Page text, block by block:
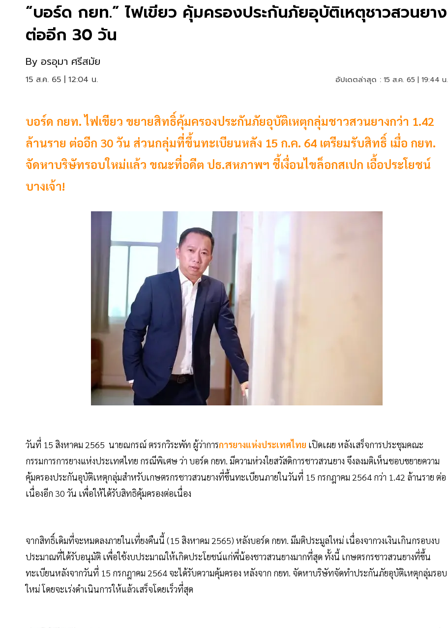
“บอร์ด กยท.” ไฟเขียว คุ้มครองประกันภัยอุบัติเหตุชาวสวนยาง
ต่ออีก 30 วัน
By อรอุมา ศรีสมัย
15 ส.ค. 65 | 12:04 น. อัปเดตล่าสุด : 15 ส.ค. 65 | 19:44 น.
บอร์ด กยท. ไฟเขียว ขยายสิทธิ์คุ้มครองประกันภัยอุบัติเหตุกลุ่มชาวสวนยางกว่า 1.42
ล้านราย ต่ออีก 30 วัน ส่วนกลุ่มที่ขึ้นทะเบียนหลัง 15 ก.ค. 64 เตรียมรับสิทธิ์ เมื่อ กยท.
จัดหาบริษัทรอบใหม่แล้ว ขณะที่อดีต ปธ.สหภาพฯ ชี้เงื่อนไขล็อกสเปก เอื้อประโยชน์
บางเจ้า!
วันที่ 15 สิงหาคม 2565 นายณกรณ์ ตรรกวิระพัท ผู้ว่าการการยางแห่งประเทศไทย เปิดเผย หลังเสร็จการประชุมคณะ
กรรมการการยางแห่งประเทศไทย กรณีพิเศษ ว่า บอร์ด กยท. มีความห่วงใยสวัสดิการชาวสวนยาง จึงลงมติเห็นชอบขยายความ
คุ้มครองประกันอุบัติเหตุกลุ่มสำหรับเกษตรกรชาวสวนยางที่ขึ้นทะเบียนภายในวันที่ 15 กรกฎาคม 2564 กว่า 1.42 ล้านราย ต่อ
เนื่องอีก 30 วัน เพื่อให้ได้รับสิทธิคุ้มครองต่อเนื่อง
จากสิทธิ์เดิมที่จะหมดลงภายในเที่ยงคืนนี้ (15 สิงหาคม 2565) หลังบอร์ด กยท. มีมติประมูลใหม่ เนื่องจากวงเงินเกินกรอบงบ
ประมาณที่ได้รับอนุมัติ เพื่อใช้งบประมาณให้เกิดประโยชน์แก่พี่น้องชาวสวนยางมากที่สุด ทั้งนี้ เกษตรกรชาวสวนยางที่ขึ้น
ทะเบียนหลังจากวันที่ 15 กรกฎาคม 2564 จะได้รับความคุ้มครอง หลังจาก กยท. จัดหาบริษัทจัดทำประกันภัยอุบัติเหตุกลุ่มรอบ
ใหม่ โดยจะเร่งดำเนินการให้แล้วเสร็จโดยเร็วที่สุด